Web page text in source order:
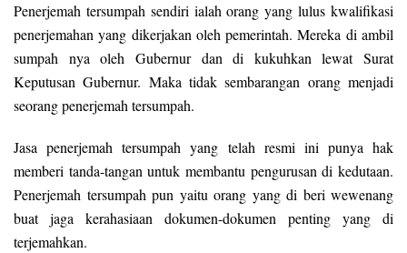
Penerjemah tersumpah sendiri ialah orang yang lulus kwalifikasi
penerjemahan yang dikerjakan oleh pemerintah. Mereka di ambil
sumpah nya oleh Gubernur dan di kukuhkan lewat Surat
Keputusan Gubernur. Maka tidak sembarangan orang menjadi
seorang penerjemah tersumpah.
Jasa penerjemah tersumpah yang telah resmi ini punya hak
memberi tanda-tangan untuk membantu pengurusan di kedutaan.
Penerjemah tersumpah pun yaitu orang yang di beri wewenang
buat jaga kerahasiaan dokumen-dokumen penting yang di
terjemahkan.